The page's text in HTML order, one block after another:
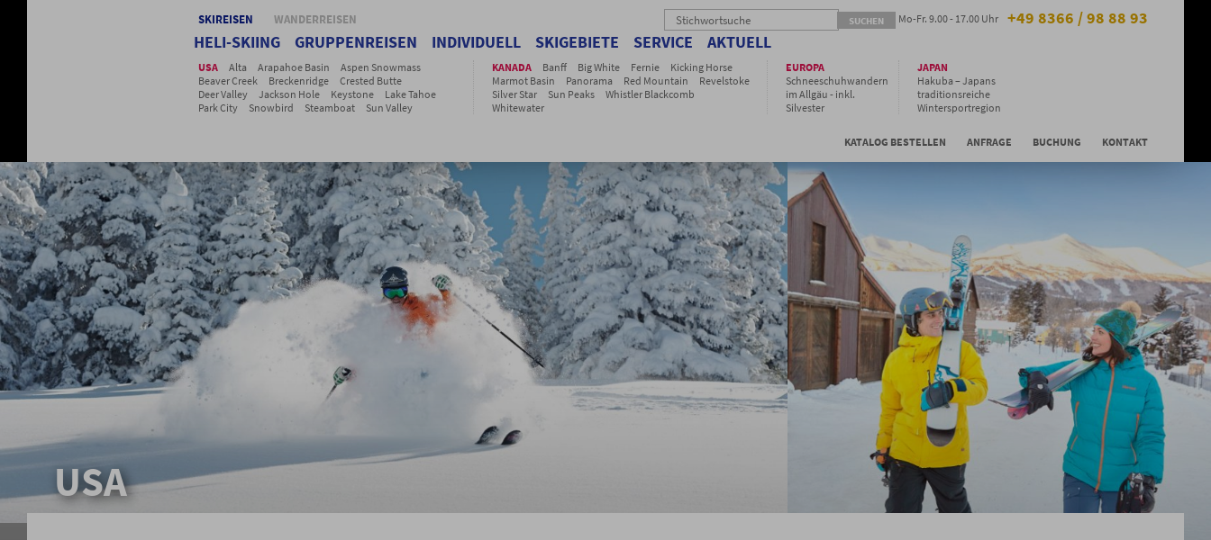
SKIREISEN WANDERREISEN
HELI-SKIING GRUPPENREISEN INDIVIDUELL SKIGEBIETE SERVICE AKTUELL
Mo-Fr. 9.00 - 17.00 Uhr +49 8366 / 98 88 93
USA Alta Arapahoe Basin
Aspen Snowmass
Beaver Creek
Breckenridge
Crested Butte
Deer Valley
Jackson Hole Keystone
Lake Tahoe
Park City
Snowbird Steamboat
Sun Valley
KANADA Banff Big White Fernie
Kicking Horse
Marmot Basin
Panorama Red Mountain
Revelstoke
Silver Star
Sun Peaks
Whistler Blackcomb
Whitewater
EUROPA
Schneeschuhwandern
im Allgäu - inkl.
Silvester
JAPAN
Hakuba – Japans
traditionsreiche
Wintersportregion
Niseko - Hilton Hotel
& Kleingruppe
KATALOG BESTELLEN ANFRAGE BUCHUNG KONTAKT
USA